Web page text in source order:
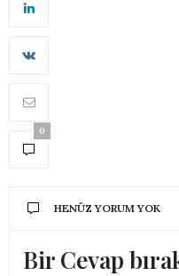
0
HENÜZ YORUM YOK
Bir Cevap